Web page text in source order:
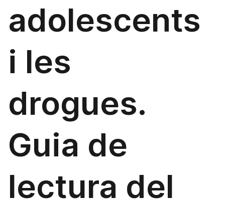
adolescents
i les
drogues.
Guia de
lectura del